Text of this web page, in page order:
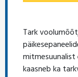
Tark
kaasneb ka